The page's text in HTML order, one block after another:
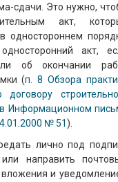
сдачи. Это нужно,
акт,
одностороннем
акт,
об окончании
(п. 8 Обзора
Информационном
№ 51).
лично под
направить
и